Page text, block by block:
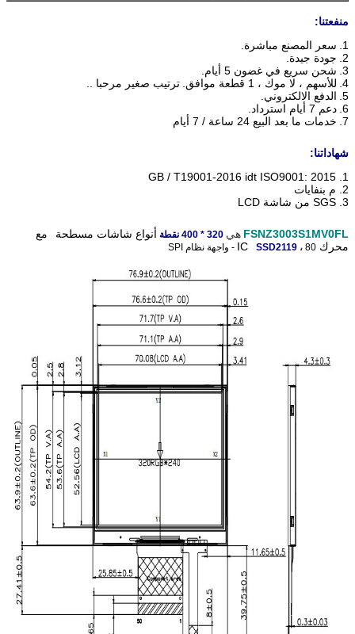
منفعتنا:
1. سعر المصنع مباشرة.
2. جودة جيدة.
3. شحن سريع في غضون 5 أيام.
4. للأسهم ، لا موك ، 1 قطعة موافق.
ترتيب صغير مرحبا ..
5. الدفع الالكتروني.
6. دعم 7 أيام استرداد.
7. خدمات ما بعد البيع 24 ساعة / 7 أيام
شهاداتنا:
1. GB / T19001-2016 idt ISO9001: 2015
2. م بنفايات
3. SGS من شاشة LCD
FSNZ3003S1MV0FL هي 320 * 400 نقطة أنواع شاشات مسطحة
مع
محرك IC
SSD2119 ، 80 - واجهة نظام SPI